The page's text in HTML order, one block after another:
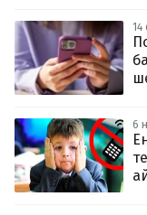
Пошта 14
6